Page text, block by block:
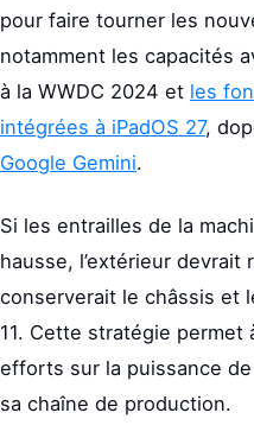
pour faire tourner les
notamment les capacités
à la WWDC 2024 et les
intégrées à iPadOS 27,
Google Gemini.
Si les entrailles de la
hausse, l’extérieur devrait
conserverait le châssis et
11. Cette stratégie
efforts sur la puissance
sa chaîne de production.